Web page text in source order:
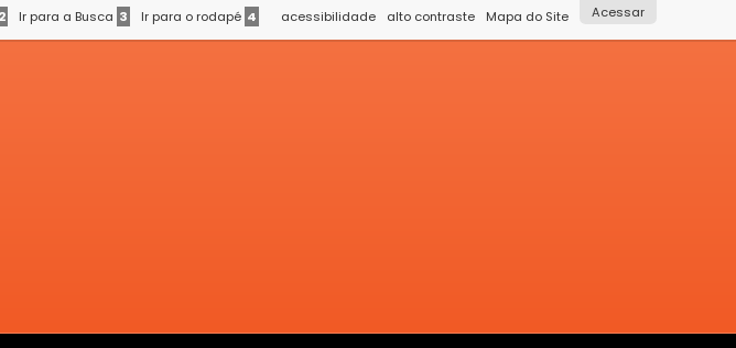
2 Ir para a Busca 3 Ir para o rodapé 4 acessibilidade alto contraste Mapa do Site Acessar